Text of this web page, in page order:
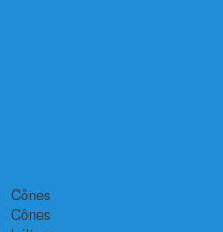
Cônes
Cônes